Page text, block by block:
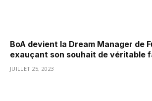
BoA devient la Dream Manager de
exauçant son souhait de véritable
JUILLET 25, 2023